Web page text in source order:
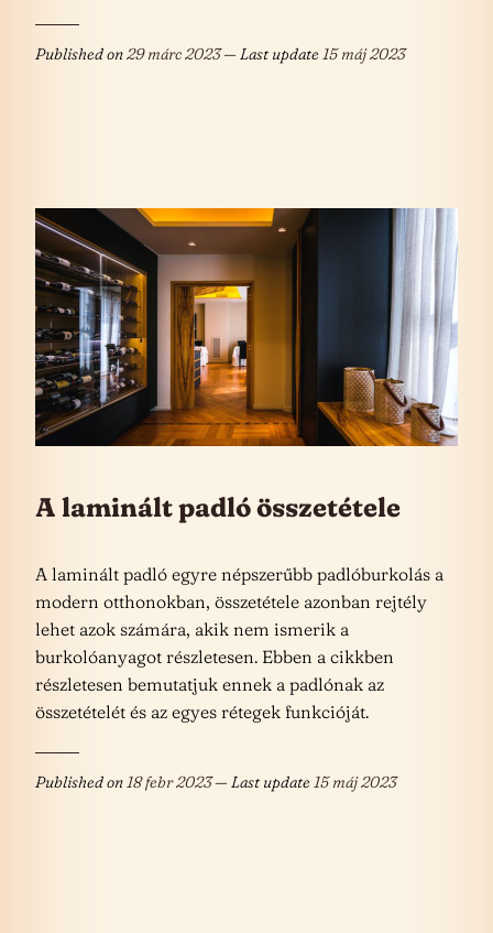
Published on29 márc 2023— Last update15 máj 2023
A laminált padló összetétele
A laminált padló egyre népszerűbb padlóburkolás a
modern otthonokban, összetétele azonban rejtély
lehet azok számára, akik nem ismerik a
burkolóanyagot részletesen. Ebben a cikkben
részletesen bemutatjuk ennek a padlónak az
összetételét és az egyes rétegek funkcióját.
Published on18 febr 2023— Last update15 máj 2023